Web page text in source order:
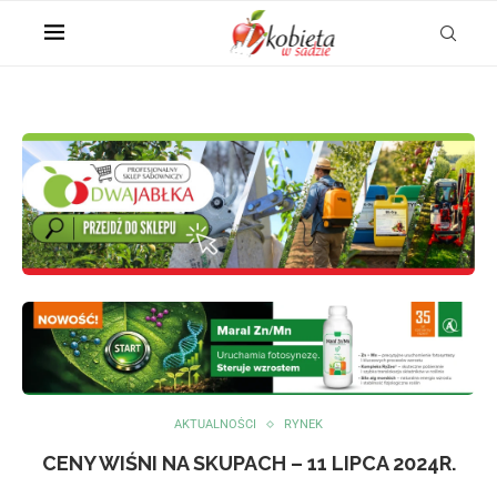
AKTUALNOŚCI RYNEK
CENY WIŚNI NA SKUPACH – 11 LIPCA 2024R.